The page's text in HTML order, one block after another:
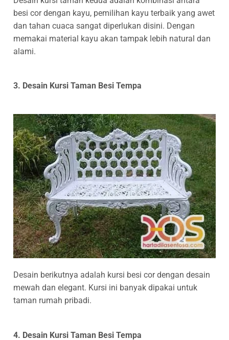
besi cor dengan kayu, pemilihan kayu terbaik yang awet
dan tahan cuaca sangat diperlukan disini. Dengan
memakai material kayu akan tampak lebih natural dan
alami.
3. Desain Kursi Taman Besi Tempa
Desain berikutnya adalah kursi besi cor dengan desain
mewah dan elegant. Kursi ini banyak dipakai untuk
taman rumah pribadi.
4. Desain Kursi Taman Besi Tempa